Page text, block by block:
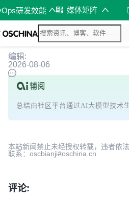
研发效能 媒体矩阵
编辑:
2026-08-06
总结由社区平台通过AI大模型技术
本站新闻禁止未经授权转载，违者依
联系：oscbianji#oschina.cn
评论: